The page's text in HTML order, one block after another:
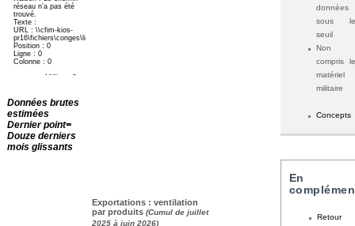
données
sous le
seuil
Non
compris le
matériel
militaire
Concepts
En
Retour
Données brutes
estimées
Dernier point=
Douze derniers
mois glissants
Exportations : ventilation
par produits (Cumul de juillet
2025 à juin 2026)